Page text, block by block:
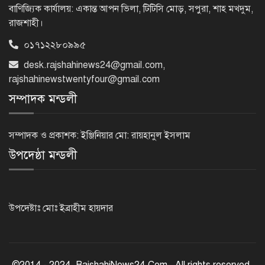
অভিযান, নারীসহ গ্রেপ্তার-১৩
বন্দি রাখা হয়েছিল: চিফ প্রসিকিউটর
বাণিজ্যিক কার্যালয়: একান্ত আপন ভিলা, টিটিসি মোড়, সপুরা, শাহ মখদুম,
রাজশাহী।
০১৭১২২৮০৯৯৫
desk.rajshahinews24@gmail.com,
rajshahinewstwentyfour@gmail.com
সম্পাদক মন্ডলী
সম্পাদক ও প্রকাশক: ইঞ্জিনিয়ার মো: রায়হানুল ইসলাম
উপদেষ্ঠা মন্ডলী
উপদেষ্টাঃ মোঃ ইব্রাহীম হায়দার